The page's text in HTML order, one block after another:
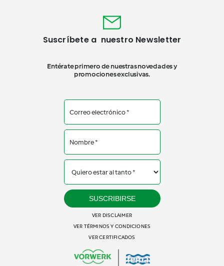
Suscríbete a nuestro Newsletter
Entérate primero de nuestras novedades y
promociones exclusivas.
SUSCRIBIRSE
VER DISCLAIMER
VER TÉRMINOS Y CONDICIONES
VER CERTIFICADOS